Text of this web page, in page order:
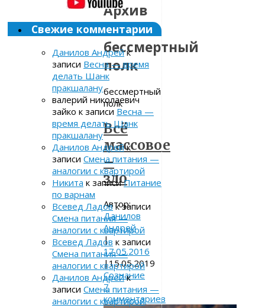
Архив
метки:
бессмертный
полк
бессмертный
полк
Всё
массовое
–
зло
Автор:
Данилов
Андрей
|
17.05.2016
|15.05.2019
Сознание
7
комментариев
Свежие комментарии
Данилов Андрейк
записи Весна — время
делать Шанк
пракшалану
валерий николаевич
зайко к записи Весна —
время делать Шанк
пракшалану
Данилов Андрейк
записи Смена питания —
аналогии с квартирой
Никита к записиПитание
по варнам
Всевед Ладовк записи
Смена питания —
аналогии с квартирой
Всевед Ладов к записи
Смена питания —
аналогии с квартирой
Данилов Андрейк
записи Смена питания —
аналогии с квартирой